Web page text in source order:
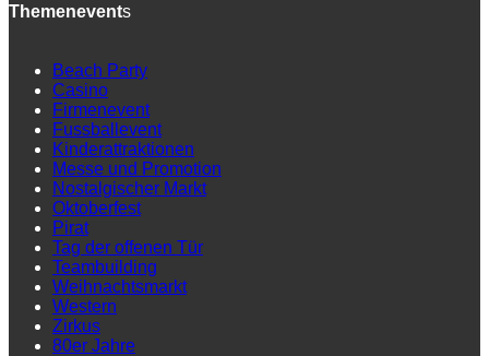
Themenevents
Beach Party
Casino
Firmenevent
Fussballevent
Kinderattraktionen
Messe und Promotion
Nostalgischer Markt
Oktoberfest
Pirat
Tag der offenen Tür
Teambuilding
Weihnachtsmarkt
Western
Zirkus
80er Jahre